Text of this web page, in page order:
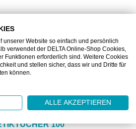
100
unserer Website so einfach und persönlich
verwendet der DELTA Online-Shop Cookies,
Funktionen erforderlich sind. Weitere Cookies
und stellen sicher, dass wir und Dritte für
können.
ALLE AKZEPTIEREN